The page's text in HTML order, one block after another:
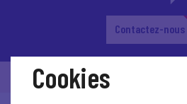
Contactez-nous
© Medef Pays de la Loire 2026 -
Cookies